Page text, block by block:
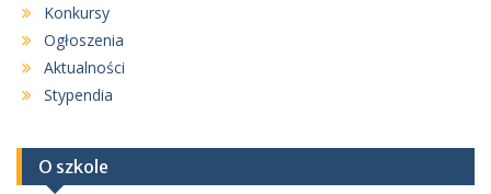
Konkursy
Ogłoszenia
Aktualności
Stypendia
O szkole